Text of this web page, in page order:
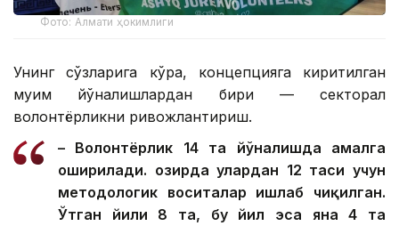
Фото: Алмати ҳокимлиги
Унинг сўзларига кўра, концепцияга киритилган
муҳим йўналишлардан бири — секторал
волонтёрликни ривожлантириш.
– Волонтёрлик 14 та йўналишда амалга
оширилади. Ҳозирда улардан 12 таси учун
методологик воситалар ишлаб чиқилган.
Ўтган йили 8 та, бу йил эса яна 4 та